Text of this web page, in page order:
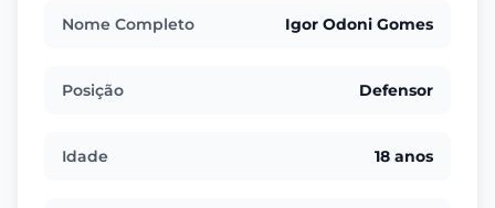
Nome Completo Igor Odoni Gomes
Posição Defensor
Idade 18 anos